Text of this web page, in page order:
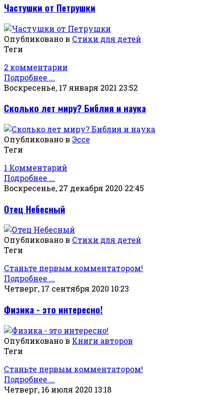
Частушки от Петрушки
Опубликовано в Стихи для детей
Теги
2 комментарии
Подробнее ...
Воскресенье, 17 января 2021 23:52
Сколько лет миру? Библия и наука
Опубликовано в Эссе
Теги
1 Комментарий
Подробнее ...
Воскресенье, 27 декабря 2020 22:45
Отец Небесный
Опубликовано в Стихи для детей
Теги
Станьте первым комментатором!
Подробнее ...
Четверг, 17 сентября 2020 10:23
Физика - это интересно!
Опубликовано в Книги авторов
Теги
Станьте первым комментатором!
Подробнее ...
Четверг, 16 июля 2020 13:18